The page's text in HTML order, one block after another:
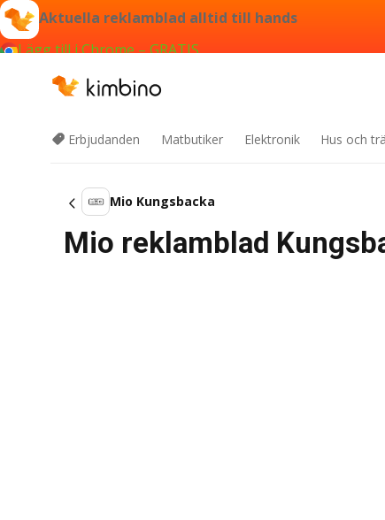
Aktuella reklamblad alltid till hands
Lägg till i Chrome – GRATIS
Erbjudanden Matbutiker Elektronik Hus och
Mio Kungsbacka
Mio reklamblad